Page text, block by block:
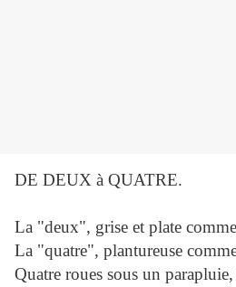
DE DEUX à QUATRE.
La "deux", grise et plate
La "quatre", plantureuse
Quatre roues sous un